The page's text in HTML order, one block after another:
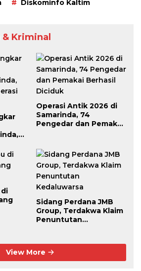
Diskominfo Kaltim
Kriminal
Operasi Antik 2026 di
Samarinda, 74
Pengedar dan Pemakai
Sidang Perdana JMB
Group, Terdakwa Klaim
Penuntutan
View More